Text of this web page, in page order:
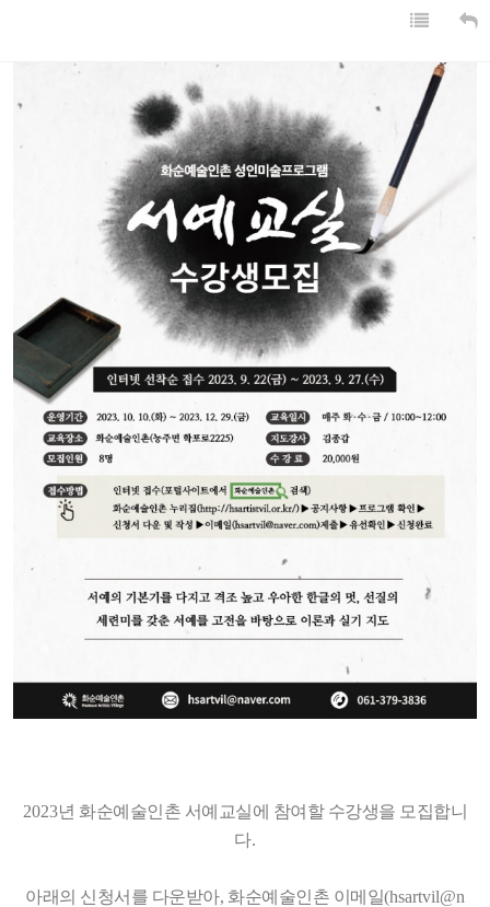
2023년 화순예술인촌 서예교실에 참여할 수강생을 모집합니
다.
아래의 신청서를 다운받아, 화순예술인촌 이메일(hsartvil@n